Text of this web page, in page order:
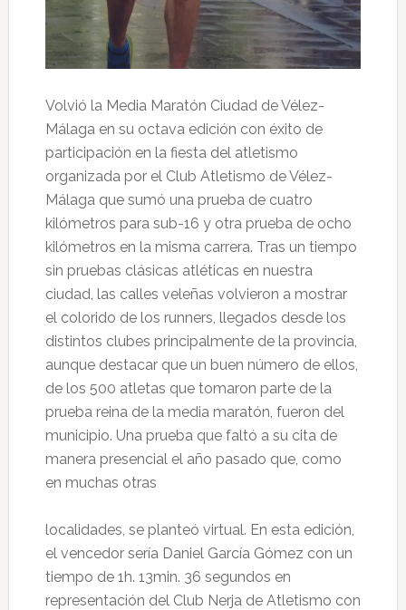
Volvió la Media Maratón Ciudad de Vélez-
Málaga en su octava edición con éxito de
participación en la fiesta del atletismo
organizada por el Club Atletismo de Vélez-
Málaga que sumó una prueba de cuatro
kilómetros para sub-16 y otra prueba de ocho
kilómetros en la misma carrera. Tras un tiempo
sin pruebas clásicas atléticas en nuestra
ciudad, las calles veleñas volvieron a mostrar
el colorido de los runners, llegados desde los
distintos clubes principalmente de la provincia,
aunque destacar que un buen número de ellos,
de los 500 atletas que tomaron parte de la
prueba reina de la media maratón, fueron del
municipio. Una prueba que faltó a su cita de
manera presencial el año pasado que, como
en muchas otras
localidades, se planteó virtual. En esta edición,
el vencedor sería Daniel García Gómez con un
tiempo de 1h. 13min. 36 segundos en
representación del Club Nerja de Atletismo con